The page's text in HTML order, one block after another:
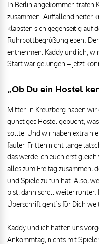
In Berlin angekommen trafen
zusammen. Auffallend heiter
klapsten sich gegenseitig auf
Ruhrpottbegrüßung eben.
entnehmen: Kaddy und ich,
Start war gelungen – jetzt
„Ob Du ein Hostel
Mitten in Kreuzberg haben
günstiges Hostel gebucht,
sollte. Und wir haben extra
faulen Fritten nicht lange
das werde ich euch erst
alles zum Freitag zusammen,
und Spiele zu tun hat. Also,
bist, dann scroll weiter
Überschrift geht´s für Dich
Kaddy und ich hatten uns
Ankommtag, nichts mit